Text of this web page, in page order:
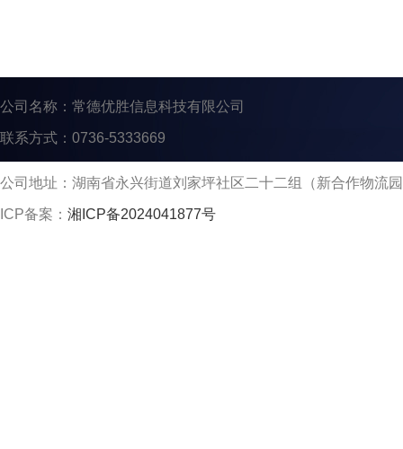
公司名称：常德优胜信息科技有限公司
联系方式：0736-5333669
公司地址：湖南省永兴街道刘家坪社区二十二组（新合作物流
ICP备案： 湘ICP备2024041877号